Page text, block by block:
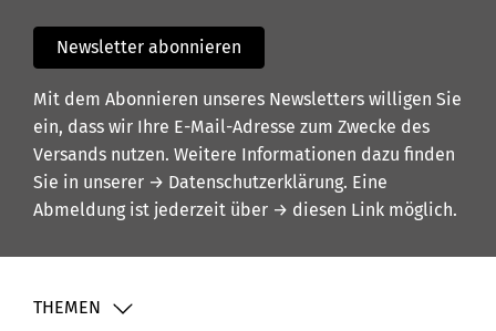
Newsletter abonnieren
Mit dem Abonnieren unseres Newsletters willigen Sie
ein, dass wir Ihre E-Mail-Adresse zum Zwecke des
Versands nutzen. Weitere Informationen dazu finden
Sie in unserer → Datenschutzerklärung. Eine
Abmeldung ist jederzeit über → diesen Link möglich.
THEMEN